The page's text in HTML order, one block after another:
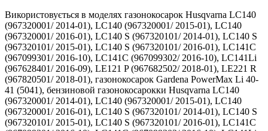
Використовується в моделях газонокосарок Husqvarna LC140
(967320001/ 2014-01), LC140 (967320001/ 2015-01), LC140
(967320001/ 2016-01), LC140 S (967320101/ 2014-01), LC140 S
(967320101/ 2015-01), LC140 S (967320101/ 2016-01), LC141C
(967099301/ 2016-10), LC141C (967099302/ 2016-10), LC141Li
(967628401/ 2016-09), LE121 P (967682502/ 2018-01), LE221 R
(967820501/ 2018-01), газонокосарок Gardena PowerMax Li 40-
41 (5041), бензиновой газонокосарокки Husqvarna LC140
(967320001/ 2014-01), LC140 (967320001/ 2015-01), LC140
(967320001/ 2016-01), LC140 S (967320101/ 2014-01), LC140 S
(967320101/ 2015-01), LC140 S (967320101/ 2016-01), LC141C